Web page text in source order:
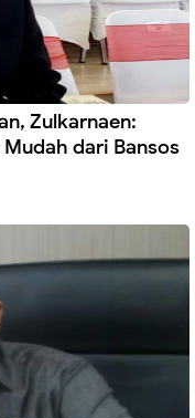
Zulkarnaen:
dari Bansos